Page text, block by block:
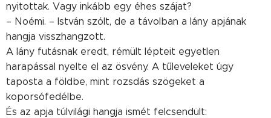
nyitottak. Vagy inkább egy éhes szájat?
– Noémi. – István szólt, de a távolban a lány apjának
hangja visszhangzott.
A lány futásnak eredt, rémült lépteit egyetlen
harapással nyelte el az ösvény. A tűleveleket úgy
taposta a földbe, mint rozsdás szögeket a
koporsófedélbe.
És az apja túlvilági hangja ismét felcsendült: